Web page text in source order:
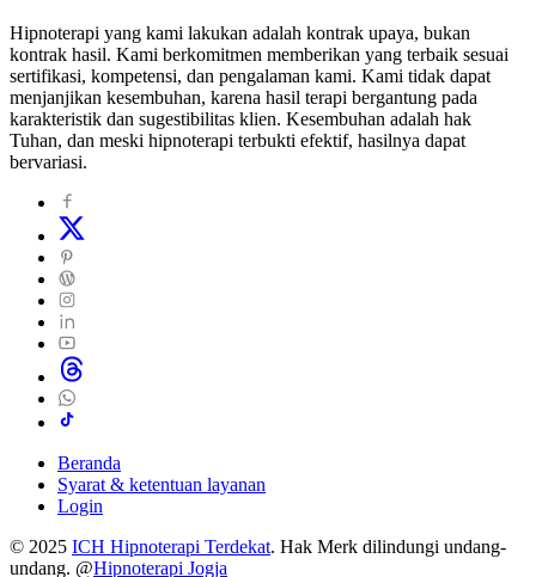
Hipnoterapi yang kami lakukan adalah kontrak upaya, bukan
kontrak hasil. Kami berkomitmen memberikan yang terbaik sesuai
sertifikasi, kompetensi, dan pengalaman kami. Kami tidak dapat
menjanjikan kesembuhan, karena hasil terapi bergantung pada
karakteristik dan sugestibilitas klien. Kesembuhan adalah hak
Tuhan, dan meski hipnoterapi terbukti efektif, hasilnya dapat
bervariasi.
Beranda
Syarat & ketentuan layanan
Login
© 2025 ICH Hipnoterapi Terdekat. Hak Merk dilindungi undang-
undang. @Hipnoterapi Jogja